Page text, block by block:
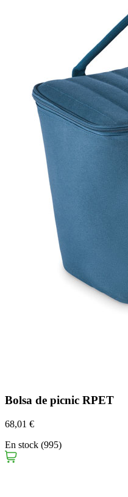
Bolsa de picnic RPET
68,01 €
En stock (995)